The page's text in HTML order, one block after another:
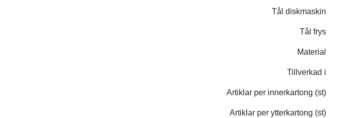
Tål diskmaskin
Tål frys
Material
Tillverkad i
Artiklar per innerkartong (st)
Artiklar per ytterkartong (st)